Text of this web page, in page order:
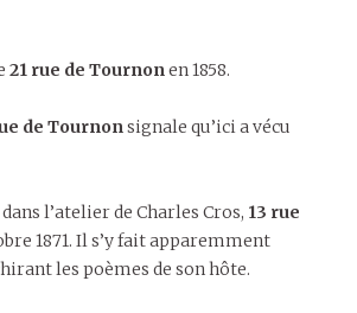
21 rue de Tournonen 1858.
de Tournonsignale qu’ici a vécu
l’atelier de Charles Cros, 13 rue
1871. Il s’y fait apparemment
les poèmes de son hôte.